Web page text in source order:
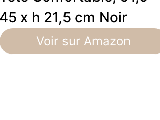
45 x h 21,5 cm Noir
Voir sur Amazon